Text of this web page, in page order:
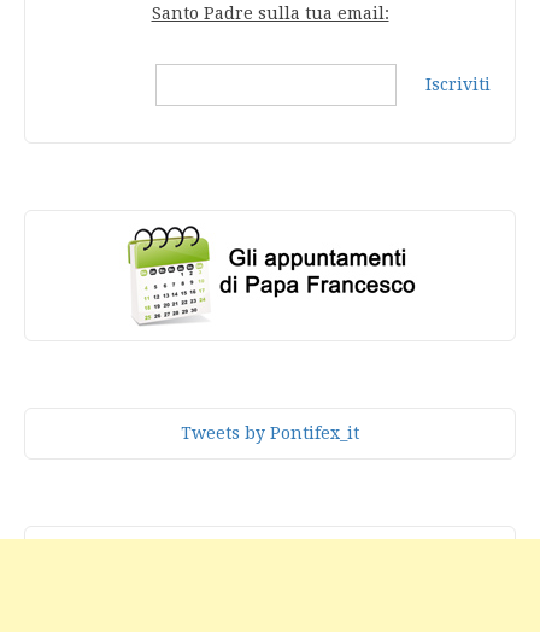
Santo Padre sulla tua email:
Iscriviti
Tweets by Pontifex_it